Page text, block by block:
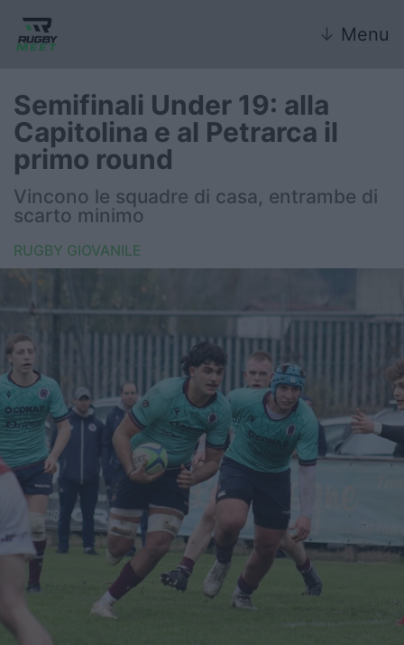
↓ Menu
Nazionale
Nazionali giovanili
FIR
Internazionale
6 Nazioni
United Rugby Championship
Top14
Premiership
Champions Cup
Challenge Cup
World Rugby
Rugby World Cup
Semifinali Under 19: alla
Capitolina e al Petrarca il
primo round
Vincono le squadre di casa, entrambe di
scarto minimo
RUGBY GIOVANILE